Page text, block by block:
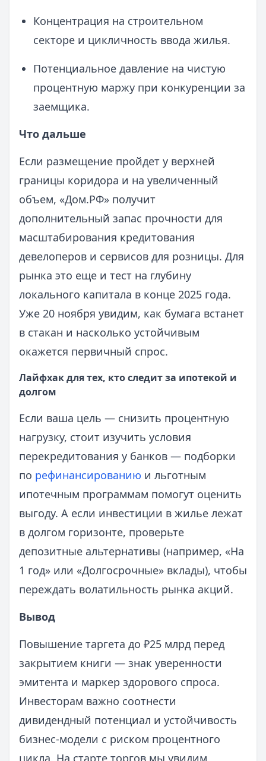
Концентрация на строительном
секторе и цикличность ввода жилья.
Потенциальное давление на чистую
процентную маржу при конкуренции за
заемщика.
Что дальше
Если размещение пройдет у верхней
границы коридора и на увеличенный
объем, «Дом.РФ» получит
дополнительный запас прочности для
масштабирования кредитования
девелоперов и сервисов для розницы. Для
рынка это еще и тест на глубину
локального капитала в конце 2025 года.
Уже 20 ноября увидим, как бумага встанет
в стакан и насколько устойчивым
окажется первичный спрос.
Лайфхак для тех, кто следит за ипотекой и
долгом
Если ваша цель — снизить процентную
нагрузку, стоит изучить условия
перекредитования у банков — подборки
по рефинансированию и льготным
ипотечным программам помогут оценить
выгоду. А если инвестиции в жилье лежат
в долгом горизонте, проверьте
депозитные альтернативы (например, «На
1 год» или «Долгосрочные» вклады), чтобы
переждать волатильность рынка акций.
Вывод
Повышение таргета до ₽25 млрд перед
закрытием книги — знак уверенности
эмитента и маркер здорового спроса.
Инвесторам важно соотнести
дивидендный потенциал и устойчивость
бизнес-модели с риском процентного
цикла. На старте торгов мы увидим